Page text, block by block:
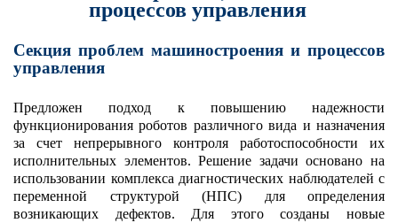
процессов управления
Секция проблем машиностроения и процессов
управления
Предложен подход к повышению надежности
функционирования роботов различного вида и назначения
за счет непрерывного контроля работоспособности их
исполнительных элементов. Решение задачи основано на
использовании комплекса диагностических наблюдателей с
переменной структурой (НПС) для определения
возникающих дефектов. Для этого созданы новые